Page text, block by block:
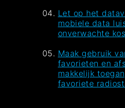
Let op het
mobiele data
onverwachte
Maak gebruik
favorieten en
makkelijk
favoriete